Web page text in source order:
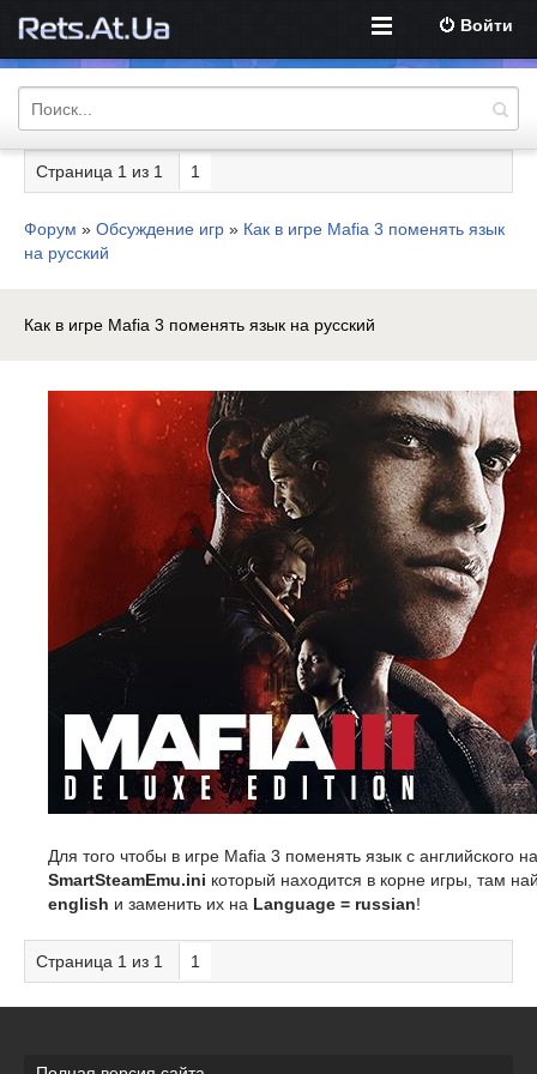
Войти
Страница 1 из 1 1
Форум » Обсуждение игр » Как в игре Mafia 3 поменять язык
на русский
Как в игре Mafia 3 поменять язык на русский
Для того чтобы в игре Mafia 3 поменять язык с английского
SmartSteamEmu.ini который находится в корне игры, там
english и заменить их на Language = russian!
Страница 1 из 1 1